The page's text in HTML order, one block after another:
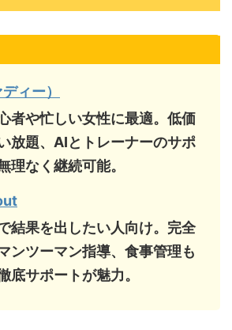
ィー）
者や忙しい女性に最適。低価
放題、AIとトレーナーのサポ
理なく継続可能。
結果を出したい人向け。完全
ンツーマン指導、食事管理も
底サポートが魅力。